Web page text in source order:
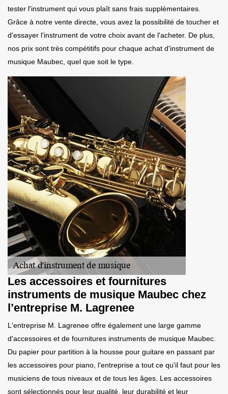
tester l'instrument qui vous plaît sans frais supplémentaires.
Grâce à notre vente directe, vous avez la possibilité de toucher et
d'essayer l'instrument de votre choix avant de l'acheter. De plus,
nos prix sont très compétitifs pour chaque achat d'instrument de
musique Maubec, quel que soit le type.
Les accessoires et fournitures
instruments de musique Maubec chez
l’entreprise M. Lagrenee
L'entreprise M. Lagrenee offre également une large gamme
d'accessoires et de fournitures instruments de musique Maubec.
Du papier pour partition à la housse pour guitare en passant par
les accessoires pour piano, l'entreprise a tout ce qu'il faut pour les
musiciens de tous niveaux et de tous les âges. Les accessoires
sont sélectionnés pour leur qualité, leur durabilité et leur